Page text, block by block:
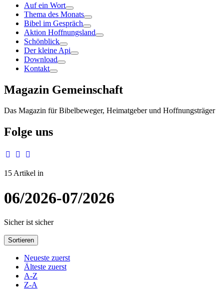
Auf ein Wort
Thema des Monats
Bibel im Gespräch
Aktion Hoffnungsland
Schönblick
Der kleine Api
Download
Kontakt
Magazin Gemeinschaft
Das Magazin für Bibelbeweger, Heimatgeber und Hoffnungsträger
Folge uns
15 Artikel in
06/2026-07/2026
Sicher ist sicher
Sortieren
Neueste zuerst
Älteste zuerst
A-Z
Z-A